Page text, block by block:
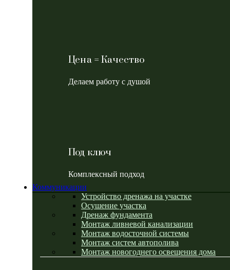
Цена = Качество
Делаем работу с душой
Под ключ
Комплексный подход
Коммуникации
Устройство дренажа на участке
Осушение участка
Дренаж фундамента
Монтаж ливневой канализации
Монтаж водосточной системы
Монтаж систем автополива
Монтаж новогоднего освещения дома